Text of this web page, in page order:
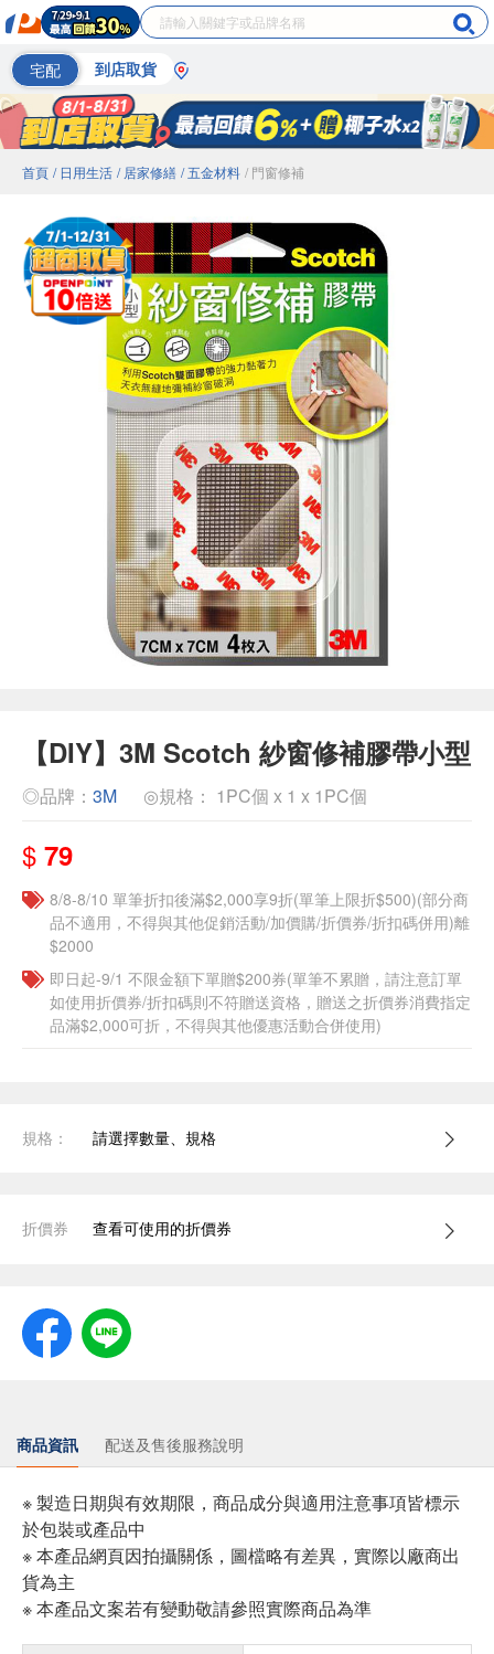
宅配 到店取貨
首頁 / 日用生活 / 居家修繕 / 五金材料 / 門窗修補
【DIY】3M Scotch 紗窗修補膠帶小型
◎品牌： 3M ◎規格： 1PC個 x 1 x 1PC個
$ 79
8/8-8/10 單筆折扣後滿$2,000享9折(單筆上限折$500)(部分商
品不適用，不得與其他促銷活動/加價購/折價券/折扣碼併用)離
$2000
即日起-9/1 不限金額下單贈$200券(單筆不累贈，請注意訂單
如使用折價券/折扣碼則不符贈送資格，贈送之折價券消費指定
品滿$2,000可折，不得與其他優惠活動合併使用)
規格： 請選擇數量、規格
折價券 查看可使用的折價券
商品資訊 配送及售後服務說明
※ 製造日期與有效期限，商品成分與適用注意事項皆標示
於包裝或產品中
※ 本產品網頁因拍攝關係，圖檔略有差異，實際以廠商出
貨為主
※ 本產品文案若有變動敬請參照實際商品為準